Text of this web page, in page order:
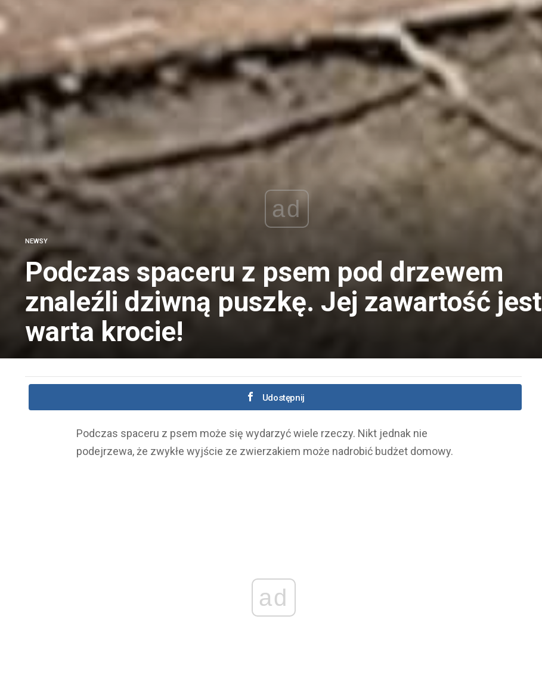
ad
NEWSY
Podczas spaceru z psem pod drzewem
znaleźli dziwną puszkę. Jej zawartość jest
warta krocie!
Udostępnij
Podczas spaceru z psem może się wydarzyć wiele rzeczy. Nikt jednak nie
podejrzewa, że ​​zwykłe wyjście ze zwierzakiem może nadrobić budżet domowy.
ad